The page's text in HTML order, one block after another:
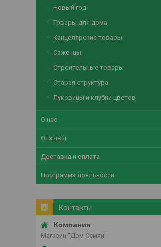
Новый год
Товары для дома
Канцелярские товары
Саженцы
Строительные товары
Старая структура
Луковицы и клубни цветов
О нас
Отзывы
Доставка и оплата
Программа лояльности
Контакты
Магазин "Дом Семян"